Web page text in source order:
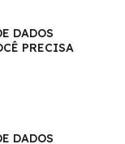
DADOS
PRECISA
DADOS